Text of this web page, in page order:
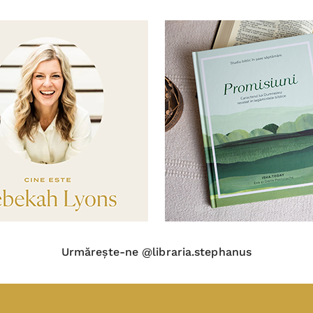
Urmărește-ne @libraria.stephanus